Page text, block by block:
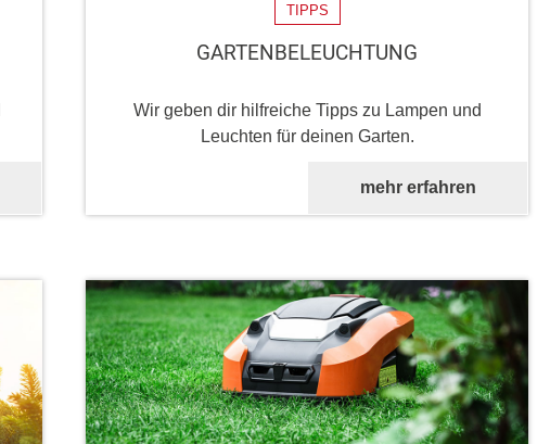
TIPPS
GARTENBELEUCHTUNG
Wir geben dir hilfreiche Tipps zu Lampen und
Leuchten für deinen Garten.
mehr erfahren